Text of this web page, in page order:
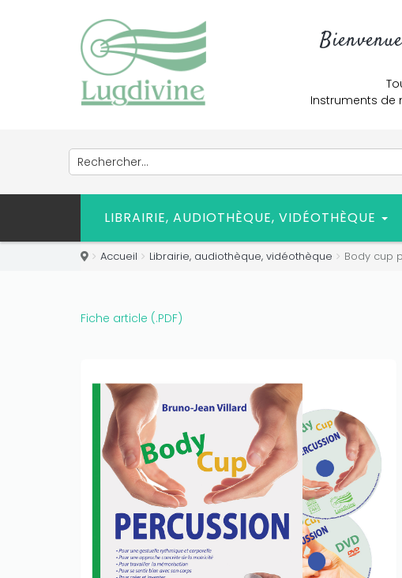
Instruments de
LIBRAIRIE, AUDIOTHÈQUE, VIDÉOTHÈQUE
Accueil Librairie, audiothèque, vidéothèque Body cup
Fiche article (.PDF)